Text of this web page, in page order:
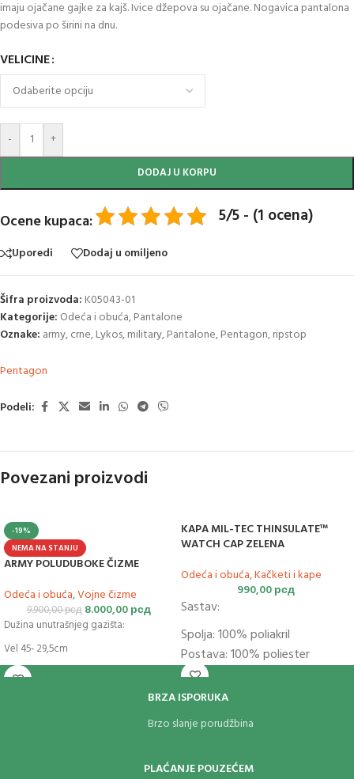
imaju ojačane gajke za kajš. Ivice džepova su ojačane. Nogavica pantalona
podesiva po širini na dnu.
VELICINE
- +
DODAJ U KORPU
Ocene kupaca: 5/5 - (1 ocena)
Uporedi Dodaj u omiljeno
Šifra proizvoda: K05043-01
Kategorije: Odeća i obuća,Pantalone
Oznake: army,crne,Lykos,military,Pantalone,Pentagon,ripstop
Pentagon
Podeli:
Povezani proizvodi
-19%
NEMA NA STANJU
ARMY POLUDUBOKE ČIZME
Odeća i obuća,Vojne čizme
9.900,00рсд 8.000,00рсд
Dužina unutrašnjeg gazišta:
Vel 45- 29,5cm
KAPA MIL-TEC THINSULATE™
WATCH CAP ZELENA
Odeća i obuća,Kačketi i kape
990,00рсд
Sastav:
Spolja: 100% poliakril
Postava: 100% poliester
Punjenje: Thinsulate™;
BRZA ISPORUKA
Brzo slanje porudžbina
PLAĆANJE POUZEĆEM